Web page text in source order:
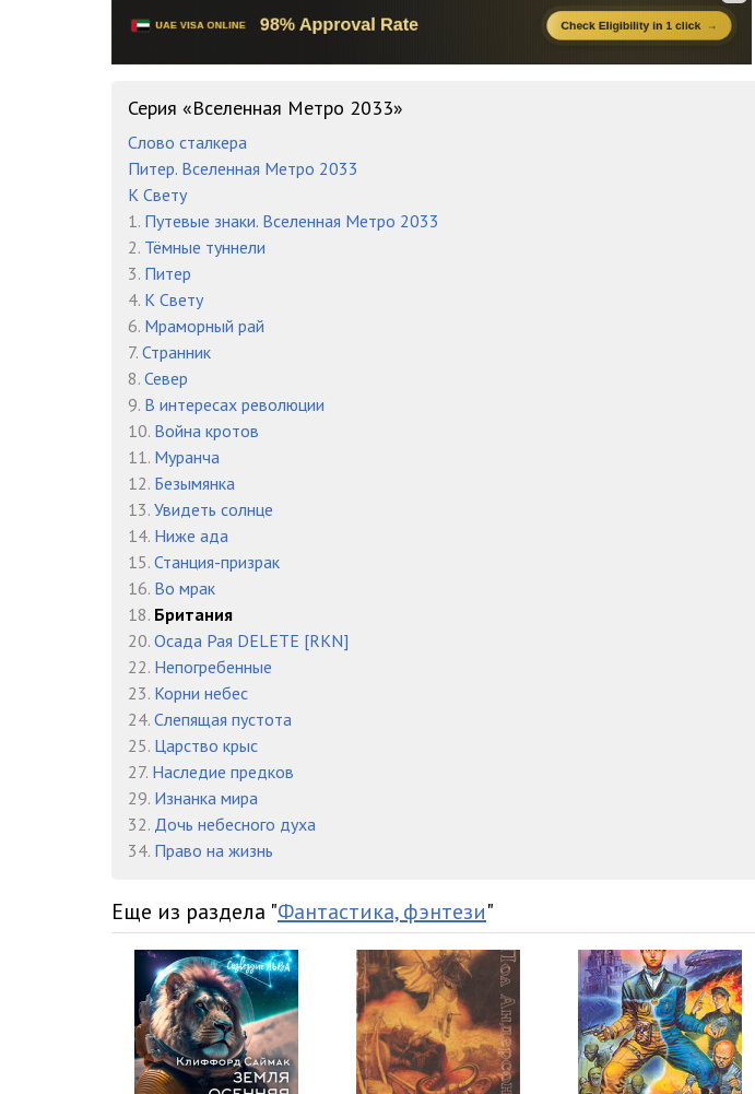
07-4
08-1
08-2
09-1
09-2
10-1
10-2
11-1
11-2
11-3
11-4
11-5
12-1
12-2
13-1
14-1
15-2
15-3
16-1
16-2
Серия «Вселенная Метро 2033»
Слово сталкера
Питер. Вселенная Метро 2033
К Свету
1. Путевые знаки. Вселенная Метро 2033
2. Тёмные туннели
3. Питер
4. К Свету
6. Мраморный рай
7. Странник
8. Север
9. В интересах революции
10. Война кротов
11. Муранча
12. Безымянка
13. Увидеть солнце
14. Ниже ада
15. Станция-призрак
16. Во мрак
18. Британия
20. Осада Рая DELETE [RKN]
22. Непогребенные
23. Корни небес
24. Слепящая пустота
25. Царство крыс
27. Наследие предков
29. Изнанка мира
32. Дочь небесного духа
34. Право на жизнь
Еще из раздела "Фантастика, фэнтези"